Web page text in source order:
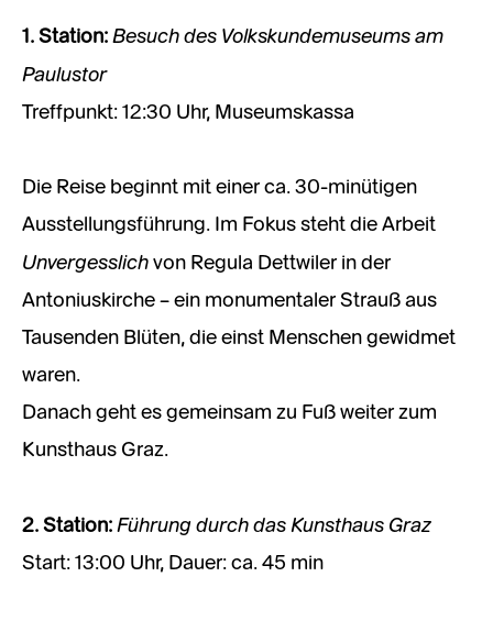
1. Station: Besuch des Volkskundemuseums am
Paulustor
Treffpunkt: 12:30 Uhr, Museumskassa
Die Reise beginnt mit einer ca. 30-minütigen
Ausstellungsführung. Im Fokus steht die Arbeit
Unvergesslich von Regula Dettwiler in der
Antoniuskirche – ein monumentaler Strauß aus
Tausenden Blüten, die einst Menschen gewidmet
waren.
Danach geht es gemeinsam zu Fuß weiter zum
Kunsthaus Graz.
2. Station: Führung durch das Kunsthaus Graz
Start: 13:00 Uhr, Dauer: ca. 45 min